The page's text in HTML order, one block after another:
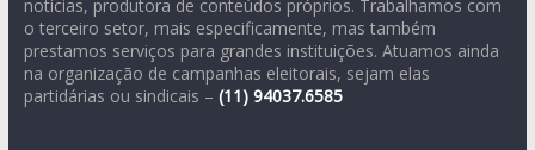
notícias, produtora de conteúdos próprios. Trabalhamos com
o terceiro setor, mais especificamente, mas também
prestamos serviços para grandes instituições. Atuamos ainda
na organização de campanhas eleitorais, sejam elas
partidárias ou sindicais – (11) 94037.6585